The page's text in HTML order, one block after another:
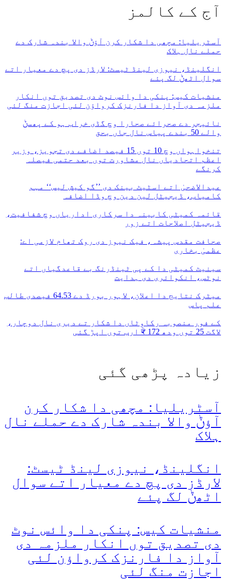
آج کے کالمز
آسٹریلیا: مچھی دا شکار کرن آؤݨ والا بندہ شارک دے
حملے نال ہلاک
انگلینڈ، نیوزی لینڈ ٹیسٹ: لارڈز دی پچ دے معیار اتے
سوال اٹھݨ لگ پئے
منشیات کیس: پنکی دا وائس نوٹ دی تصدیق توں انکار
ملزمہ دی آواز دا فارنزک کرواؤن لئی اجازت منگ لئی
نائیجر دے صحرائے صحارا وچ گڈی خراب ہو کے پھسݨ
والے 50 بندے پیاس نال جاں بحق
تنخواہواں وچ 10 توں 15 فیصد اضافے دی تجویز، وزیر
اعظم اتحادیاں نال مشاورت توں بعد حتمی فیصلہ
کرنگے
عیدالاضحیٰ اتے اسٹیٹ بینک دی ’’گو کیش لیس‘‘ مہم
کامیاب، ڈیجیٹل لین دین وچ وڈا اضافہ
قائمہ کمیٹی کابینہ دا سرکاری اداریاں وچ شفافیت،
ڈیجیٹل اصلاحات اتے زور
صحافت مقدس پیشہ، فیک نیوز دی روک تھام لازمی اے:
عظمیٰ بخاری
سینیٹ کمیٹی دا کے پی ٹینڈرنگ بے قاعدگیاں اتے
نوٹس، انکوائری دی ہدایت
میٹرک نتایج دا اعلان، لاہور بورڈ دے 64.53 فیصدی طالب
علم پاس
کے فور منصوبہ رکاوٹاں دا شکار تے دیری نال دوچار،
لاگت 25 توں ودھ ਕੇ 172 ارب توں اپڑ گئی
زیادہ پڑھی گئی
آسٹریلیا: مچھی دا شکار کرن
آؤݨ والا بندہ شارک دے حملے نال
ہلاک
انگلینڈ، نیوزی لینڈ ٹیسٹ:
لارڈز دی پچ دے معیار اتے سوال
اٹھݨ لگ پئے
منشیات کیس: پنکی دا وائس نوٹ
دی تصدیق توں انکار ملزمہ دی
آواز دا فارنزک کرواؤن لئی
اجازت منگ لئی